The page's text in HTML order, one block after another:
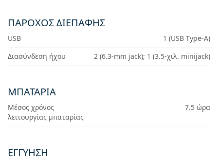
ΠΆΡΟΧΟΣ ΔΙΕΠΑΦΉΣ
USB
1 (USB Type-A)
Διασύνδεση ήχου
2 (6.3-mm jack); 1 (3.5-χιλ. minijack)
ΜΠΑΤΑΡΊΑ
Μέσος χρόνος
λειτουργίας μπαταρίας
7.5 ώρα
ΕΓΓΎΗΣΗ